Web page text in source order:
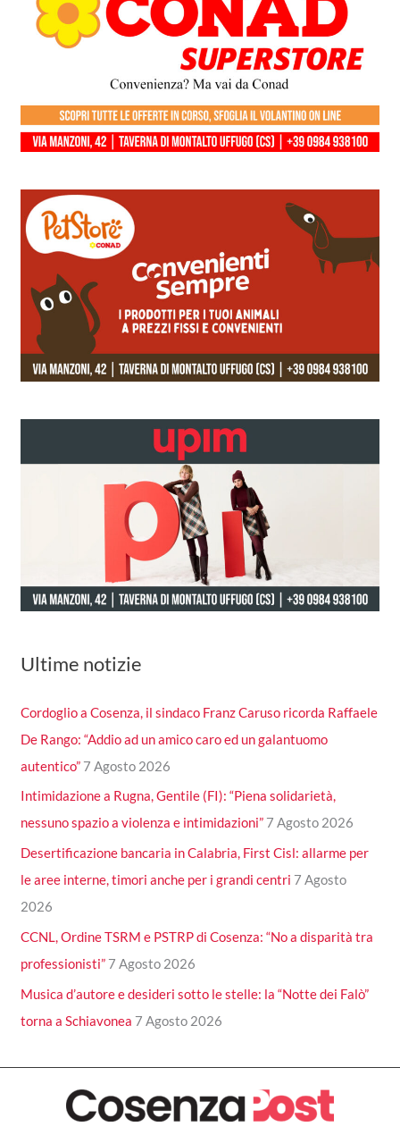
Ultime notizie
Cordoglio a Cosenza, il sindaco Franz Caruso ricorda Raffaele
De Rango: “Addio ad un amico caro ed un galantuomo
autentico” 7 Agosto 2026
Intimidazione a Rugna, Gentile (FI): “Piena solidarietà,
nessuno spazio a violenza e intimidazioni” 7 Agosto 2026
Desertificazione bancaria in Calabria, First Cisl: allarme per
le aree interne, timori anche per i grandi centri 7 Agosto
2026
CCNL, Ordine TSRM e PSTRP di Cosenza: “No a disparità tra
professionisti” 7 Agosto 2026
Musica d’autore e desideri sotto le stelle: la “Notte dei Falò”
torna a Schiavonea 7 Agosto 2026